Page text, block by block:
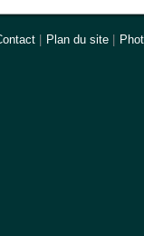
| Plan du site |